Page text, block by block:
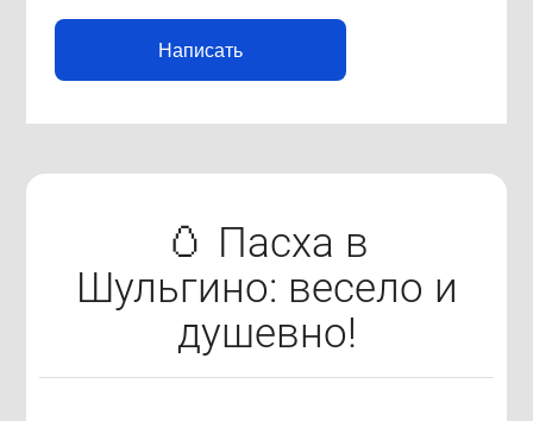
Написать
🥚 Пасха в
Шульгино: весело и
душевно!